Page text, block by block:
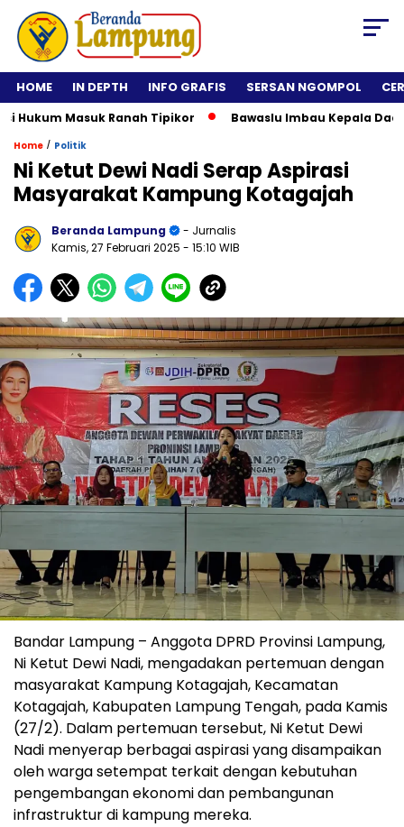
HOME IN DEPTH INFO GRAFIS SERSAN NGOMPOL
Masuk Ranah Tipikor Bawaslu Imbau Kepala Daerah
Home / Politik
Ni Ketut Dewi Nadi Serap Aspirasi
Masyarakat Kampung Kotagajah
Beranda Lampung
- Jurnalis
Kamis, 27 Februari 2025 - 15:10 WIB
Bandar Lampung – Anggota DPRD Provinsi Lampung,
Ni Ketut Dewi Nadi, mengadakan pertemuan dengan
masyarakat Kampung Kotagajah, Kecamatan
Kotagajah, Kabupaten Lampung Tengah, pada Kamis
(27/2). Dalam pertemuan tersebut, Ni Ketut Dewi
Nadi menyerap berbagai aspirasi yang disampaikan
oleh warga setempat terkait dengan kebutuhan
pengembangan ekonomi dan pembangunan
infrastruktur di kampung mereka.